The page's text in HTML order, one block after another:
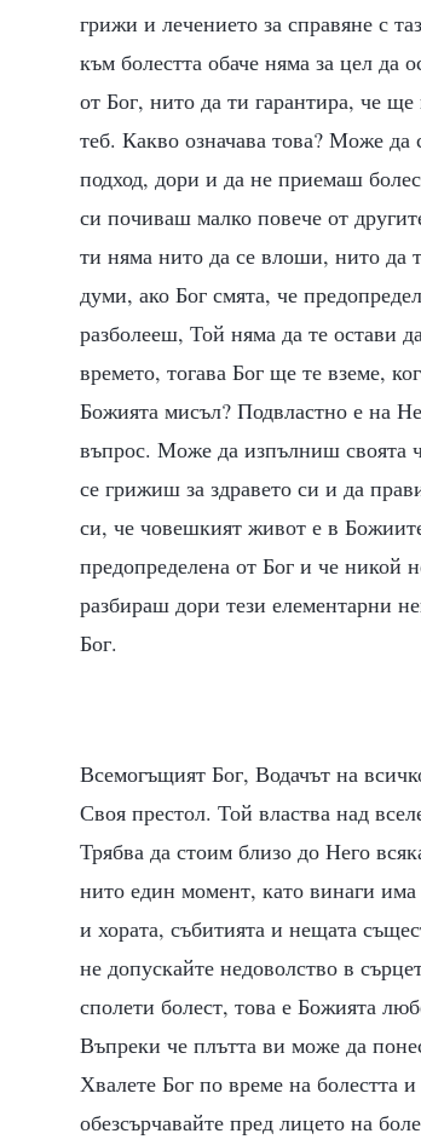
грижи и лечението за справяне с
към болестта обаче няма за цел да
от Бог, нито да ти гарантира, че
теб. Какво означава това? Може
подход, дори и да не приемаш
си почиваш малко повече от
ти няма нито да се влоши, нито да
думи, ако Бог смята, че
разболееш, Той няма да те остави
времето, тогава Бог ще те вземе,
Божията мисъл? Подвластно е на
въпрос. Може да изпълниш своята
се грижиш за здравето си и да
си, че човешкият живот е в
предопределена от Бог и че никой
разбираш дори тези елементарни
Бог.
Всемогъщият Бог, Водачът на
Своя престол. Той властва над
Трябва да стоим близо до Него
нито един момент, като винаги
и хората, събитията и нещата
не допускайте недоволство в
сполети болест, това е Божията
Въпреки че плътта ви може да
Хвалете Бог по време на болестта
обезсърчавайте пред лицето на